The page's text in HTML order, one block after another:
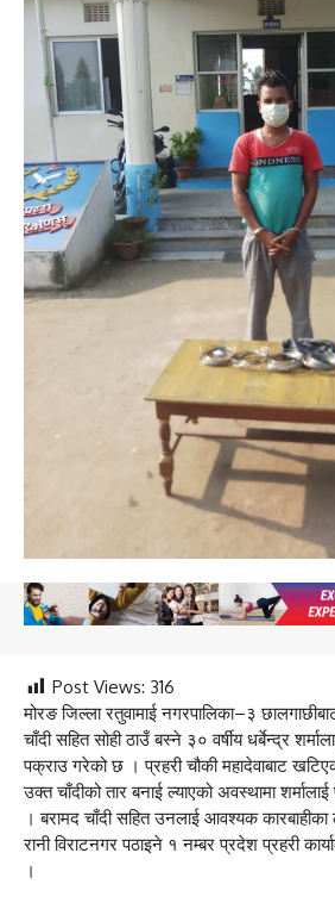
Post Views: 316
मोरङ जिल्ला रतुवामाई नगरपालिका–३
चाँदी सहित सोही ठाउँ बस्ने ३० वर्षीय धर्बेन्द्र
पक्राउ गरेको छ । प्रहरी चौकी महादेवाबाट
उक्त चाँदीको तार बनाई ल्याएको अवस्थामा
। बरामद चाँदी सहित उनलाई आवश्यक कारबाहीका
रानी विराटनगर पठाइने १ नम्बर प्रदेश प्रहरी
।